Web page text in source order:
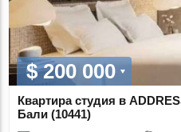
$ 200 000
Квартира студия в
Бали (10441)